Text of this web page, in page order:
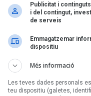
Publicitat i
i del contingut,
de serveis
Emmagatzemar
dispositiu
Més informació
Les teves dades personals
teu dispositiu (galetes,